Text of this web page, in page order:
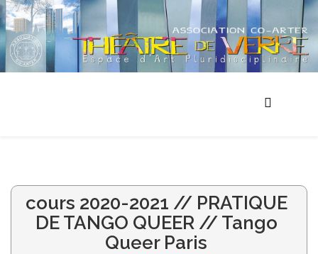
cours 2020-2021 // PRATIQUE
DE TANGO QUEER // Tango
Queer Paris